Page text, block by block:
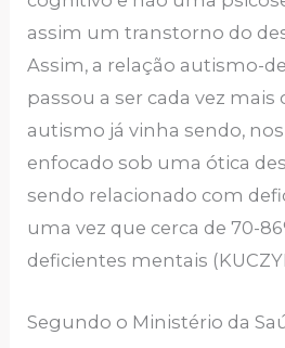
assim um transtorno do
Assim, a relação autismo-
passou a ser cada vez mais
autismo já vinha sendo,
enfocado sob uma ótica
sendo relacionado com
uma vez que cerca de 70-
deficientes mentais
Segundo o Ministério da